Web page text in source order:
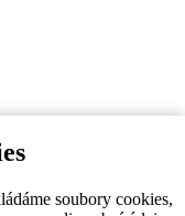
soubory cookies,